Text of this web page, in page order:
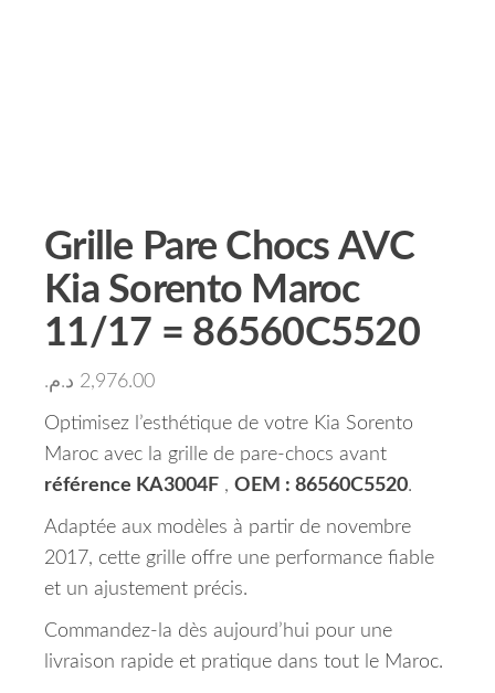
Grille Pare Chocs AVC
Kia Sorento Maroc
11/17 = 86560C5520
2,976.00 د.م.
Optimisez l’esthétique de votre Kia Sorento
Maroc avec la grille de pare-chocs avant
référence KA3004F , OEM : 86560C5520.
Adaptée aux modèles à partir de novembre
2017, cette grille offre une performance fiable
et un ajustement précis.
Commandez-la dès aujourd’hui pour une
livraison rapide et pratique dans tout le Maroc.